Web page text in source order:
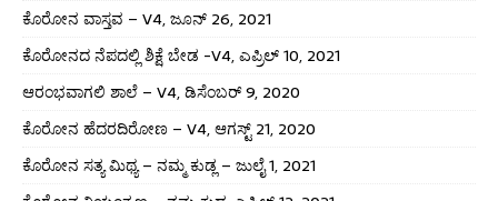
ಕೊರೋನ ವಾಸ್ತವ – V4, ಜೂನ್ 26, 2021
ಕೊರೋನದ ನೆಪದಲ್ಲಿ ಶಿಕ್ಷೆ ಬೇಡ -V4, ಎಪ್ರಿಲ್ 10, 2021
ಆರಂಭವಾಗಲಿ ಶಾಲೆ – V4, ಡಿಸೆಂಬರ್ 9, 2020
ಕೊರೋನ ಹೆದರದಿರೋಣ – V4, ಆಗಸ್ಟ್ 21, 2020
ಕೊರೋನ ಸತ್ಯ ಮಿಥ್ಯ – ನಮ್ಮ ಕುಡ್ಲ – ಜುಲೈ 1, 2021